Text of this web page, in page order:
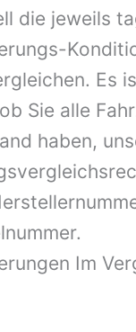
die jeweils
Es
Sie alle
haben,
Im